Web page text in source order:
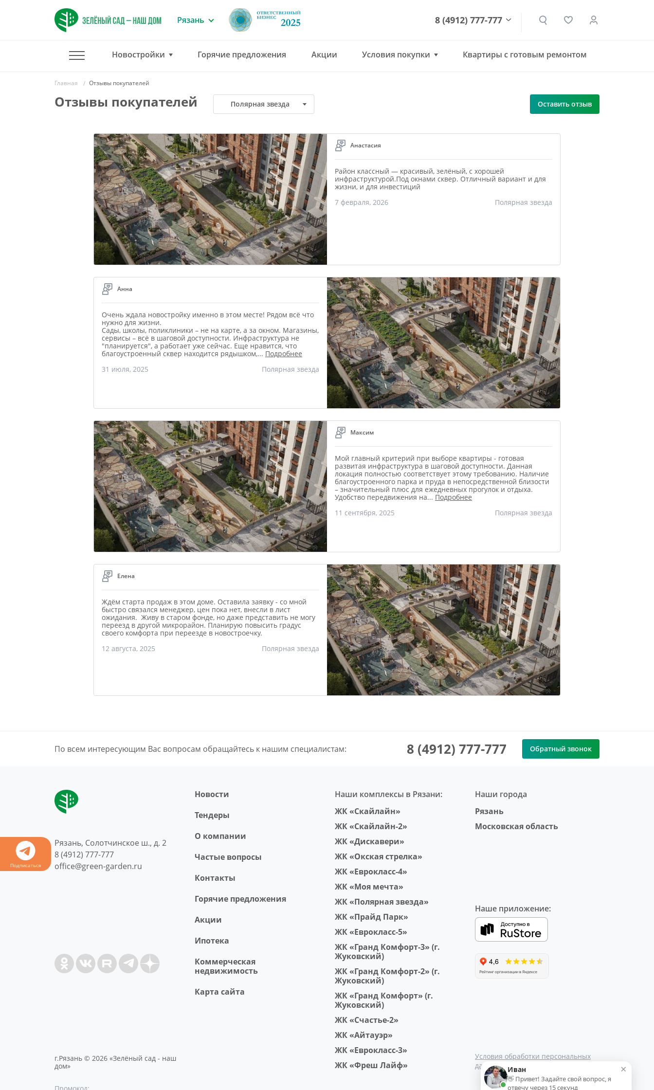
Подписаться
Рязань 8 (4912) 777-777
Новостройки Горячие предложения Акции Условия покупки Квартиры с готовым ремонтом
Главная Отзывы покупателей
Отзывы покупателей Полярная звезда Оставить отзыв
Анастасия
Район классный — красивый, зелёный, с хорошей
инфраструктурой.Под окнами сквер. Отличный вариант и для
жизни, и для инвестиций
7 февраля, 2026
Полярная звезда
Анна
Очень ждала новостройку именно в этом месте! Рядом всё что
нужно для жизни.
Сады, школы, поликлиники – не на карте, а за окном. Магазины,
сервисы – всё в шаговой доступности. Инфраструктура не
"планируется", а работает уже сейчас. Еще нравится, что
благоустроенный сквер находится рядышком,... Подробнее
31 июля, 2025
Полярная звезда
Максим
Мой главный критерий при выборе квартиры - готовая
развитая инфраструктура в шаговой доступности. Данная
локация полностью соответствует этому требованию. Наличие
благоустроенного парка и пруда в непосредственной близости
– значительный плюс для ежедневных прогулок и отдыха.
Удобство передвижения на... Подробнее
11 сентября, 2025
Полярная звезда
Елена
Ждём старта продаж в этом доме. Оставила заявку - со мной
быстро связался менеджер, цен пока нет, внесли в лист
ожидания. Живу в старом фонде, но даже представить не могу
переезд в другой микрорайон. Планирую повысить градус
своего комфорта при переезде в новостроечку.
12 августа, 2025
Полярная звезда
По всем интересующим Вас вопросам обращайтесь к нашим специалистам: 8 (4912) 777-777 Обратный звонок
Рязань, Солотчинское ш., д. 2
8 (4912) 777-777
office@green-garden.ru
г.Рязань © 2026 «Зелёный сад - наш
дом»
Новости
Тендеры
O компании
Частые вопросы
Контакты
Горячие предложения
Акции
Ипотека
Коммерческая
недвижимость
Карта сайта
Наши комплексы в Рязани:
ЖК «Скайлайн»
ЖК «Скайлайн-2»
ЖК «Дискавери»
ЖК «Окская стрелка»
ЖК «Еврокласс-4»
ЖК «Моя мечта»
ЖК «Полярная звезда»
ЖК «Прайд Парк»
ЖК «Еврокласс-5»
ЖК «Гранд Комфорт-3» (г.
Жуковский)
ЖК «Гранд Комфорт-2» (г.
Жуковский)
ЖК «Гранд Комфорт» (г.
Жуковский)
ЖК «Счастье-2»
ЖК «Айтауэр»
ЖК «Еврокласс-3»
ЖК «Фреш Лайф»
Наши города
Рязань
Московская область
Наше приложение:
Условия обработки персональных
данных
×
Иван
👋 Привет! Задайте свой вопрос, я
отвечу через 15 секунд